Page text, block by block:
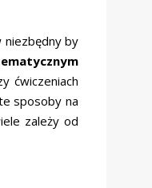
niezbędny by
ćwiczeniach
sposoby na
zależy od